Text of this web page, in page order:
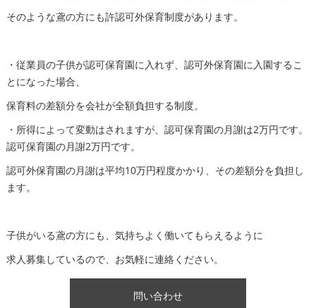
そのような鳶の方にも許認可外保育制度があります。
・従業員の子供が認可保育園に入れず、認可外保育園に入園するこ
とになった場合、
保育料の差額分を会社が全額負担する制度。
・所得によって変動はされますが、認可保育園の月謝は2万円です。
認可保育園の月謝2万円です。
認可外保育園の月謝は平均10万円程度かかり、その差額分を負担し
ます。
子供がいる鳶の方にも、気持ちよく働いてもらえるように
求人募集しているので、お気軽に連絡ください。
問い合わせ